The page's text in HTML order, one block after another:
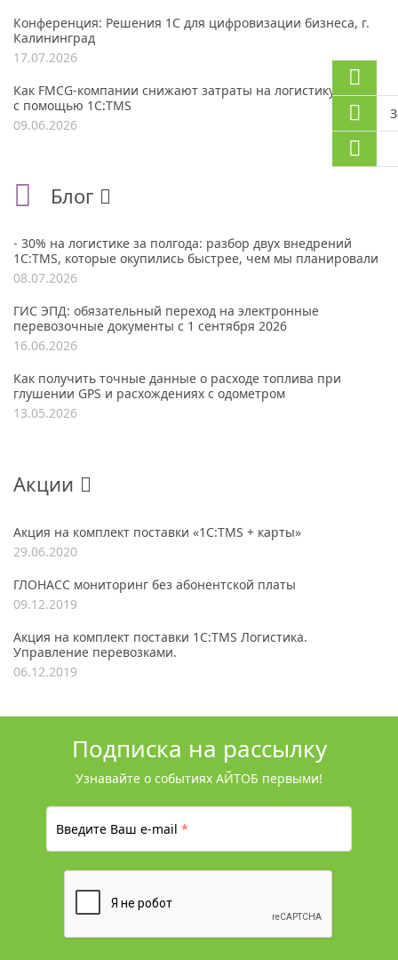
Конференция: Решения 1С для цифровизации бизнеса, г.
Калининград
17.07.2026
Как FMCG-компании снижают затраты на логистику до 30%
с помощью 1С:TMS
09.06.2026
Блог
- 30% на логистике за полгода: разбор двух внедрений
1С:TMS, которые окупились быстрее, чем мы планировали
08.07.2026
ГИС ЭПД: обязательный переход на электронные
перевозочные документы с 1 сентября 2026
16.06.2026
Как получить точные данные о расходе топлива при
глушении GPS и расхождениях с одометром
13.05.2026
Акции
Акция на комплект поставки «1С:TMS + карты»
29.06.2020
ГЛОНАСС мониторинг без абонентской платы
09.12.2019
Акция на комплект поставки 1С:TMS Логистика.
Управление перевозками.
06.12.2019
Подписка на рассылку
Узнавайте о событиях АЙТОБ первыми!
Введите Ваш e-mail*